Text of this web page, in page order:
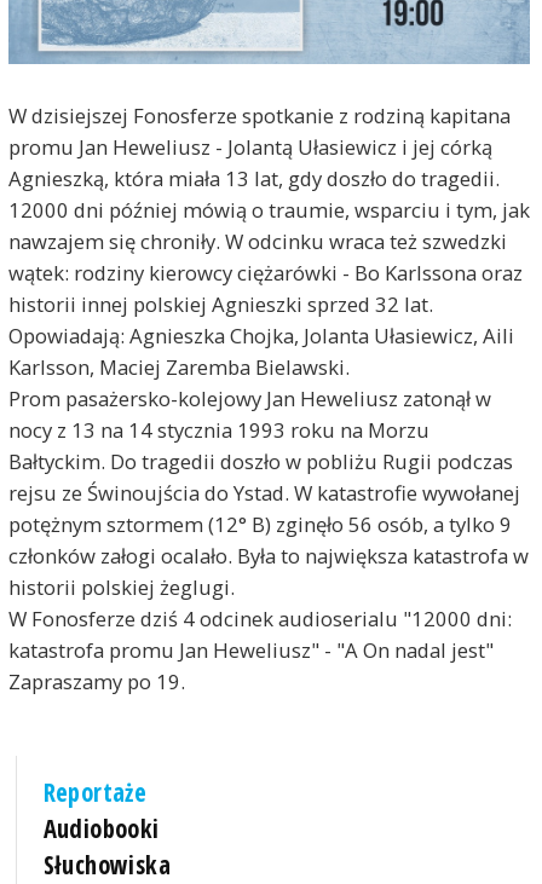
W dzisiejszej Fonosferze spotkanie z rodziną kapitana
promu Jan Heweliusz - Jolantą Ułasiewicz i jej córką
Agnieszką, która miała 13 lat, gdy doszło do tragedii.
12000 dni później mówią o traumie, wsparciu i tym, jak
nawzajem się chroniły. W odcinku wraca też szwedzki
wątek: rodziny kierowcy ciężarówki - Bo Karlssona oraz
historii innej polskiej Agnieszki sprzed 32 lat.
Opowiadają: Agnieszka Chojka, Jolanta Ułasiewicz, Aili
Karlsson, Maciej Zaremba Bielawski.
Prom pasażersko-kolejowy Jan Heweliusz zatonął w
nocy z 13 na 14 stycznia 1993 roku na Morzu
Bałtyckim. Do tragedii doszło w pobliżu Rugii podczas
rejsu ze Świnoujścia do Ystad. W katastrofie wywołanej
potężnym sztormem (12° B) zginęło 56 osób, a tylko 9
członków załogi ocalało. Była to największa katastrofa w
historii polskiej żeglugi.
W Fonosferze dziś 4 odcinek audioserialu "12000 dni:
katastrofa promu Jan Heweliusz" - "A On nadal jest"
Zapraszamy po 19.
Reportaże
Audiobooki
Słuchowiska